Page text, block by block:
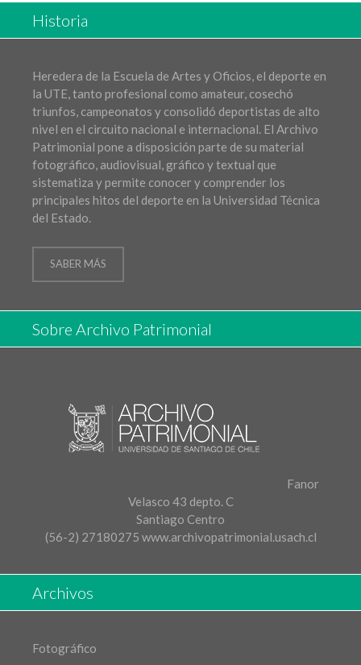
Historia
Heredera de la Escuela de Artes y Oficios, el deporte en
la UTE, tanto profesional como amateur, cosechó
triunfos, campeonatos y consolidó deportistas de alto
nivel en el circuito nacional e internacional. El Archivo
Patrimonial pone a disposición parte de su material
fotográfico, audiovisual, gráfico y textual que
sistematiza y permite conocer y comprender los
principales hitos del deporte en la Universidad Técnica
del Estado.
SABER MÁS
Sobre Archivo Patrimonial
Fanor
Velasco 43 depto. C
Santiago Centro
(56-2) 27180275 www.archivopatrimonial.usach.cl
Archivos
Fotográfico